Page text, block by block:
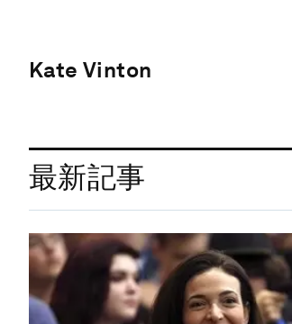
Kate Vinton
最新記事